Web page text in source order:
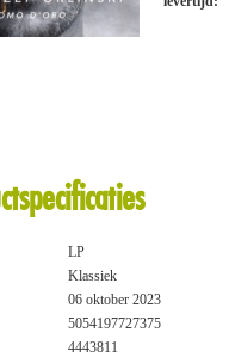
LP
Klassiek
06 oktober 2023
5054197727375
4443811